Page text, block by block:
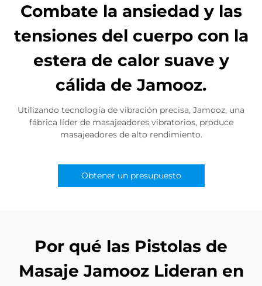
Combate la ansiedad y las
tensiones del cuerpo con la
estera de calor suave y
cálida de Jamooz.
Utilizando tecnología de vibración precisa, Jamooz, una
fábrica líder de masajeadores vibratorios, produce
masajeadores de alto rendimiento.
Obtener un presupuesto
Por qué las Pistolas de
Masaje Jamooz Lideran en